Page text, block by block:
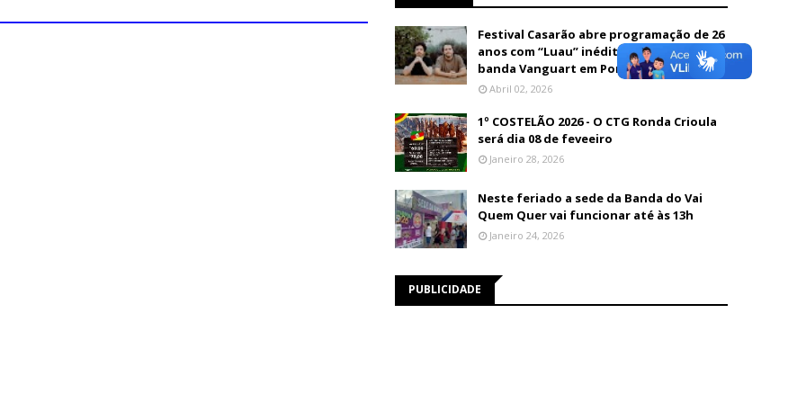
Festival Casarão abre programação de 26
anos com “Luau” inédito e show da
banda Vanguart em Porto Velho
Abril 02, 2026
1º COSTELÃO 2026 - O CTG Ronda Crioula
será dia 08 de feveeiro
Janeiro 28, 2026
Neste feriado a sede da Banda do Vai
Quem Quer vai funcionar até às 13h
Janeiro 24, 2026
PUBLICIDADE